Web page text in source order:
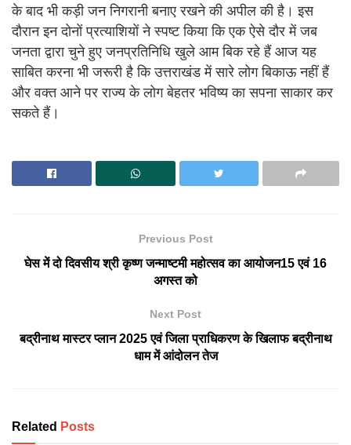
के बाद भी कड़ी जन निगरानी बनाए रखने की अपील की है। इस
दौरान इन दोनों प्रत्याशियों ने स्पष्ट किया कि एक ऐसे दौर में जब
जनता द्वारा चुने हुए जनप्रतिनिधि खुले आम बिक रहे हैं आज यह
साबित करना भी जरूरी है कि उत्तराखंड में सारे लोग बिकाऊ नहीं हैं
और वक्त आने पर राज्य के लोग बेहतर भविष्य का सपना साकार कर
सकते हैं।
Previous Post
घेस में दो दिवसीय श्री कृष्ण जन्माष्टमी महोत्सव का आयोजन15 एवं 16
अगस्त को
Next Post
बद्रीनाथ मास्टर प्लान 2025 एवं जिला प्राधिकरण के खिलाफ बद्रीनाथ
धाम में आंदोलन तेज
Related Posts